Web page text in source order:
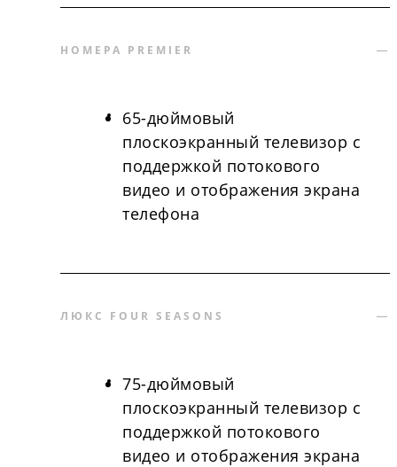
НОМЕРА PREMIER
65-дюймовый
плоскоэкранный телевизор с
поддержкой потокового
видео и отображения экрана
телефона
ЛЮКС FOUR SEASONS
75-дюймовый
плоскоэкранный телевизор с
поддержкой потокового
видео и отображения экрана